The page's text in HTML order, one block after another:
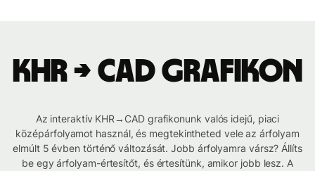
KHR → CAD grafikon
Az interaktív KHR→CAD grafikonunk valós idejű, piaci
középárfolyamot használ, és megtekintheted vele az árfolyam
elmúlt 5 évben történő változását. Jobb árfolyamra vársz? Állíts
be egy árfolyam-értesítőt, és értesítünk, amikor jobb lesz. A